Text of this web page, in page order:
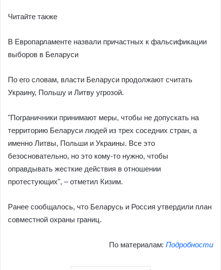
Читайте также
В Европарламенте назвали причастных к фальсификации
выборов в Беларуси
По его словам, власти Беларуси продолжают считать
Украину, Польшу и Литву угрозой.
"Пограничники принимают меры, чтобы не допускать на
территорию Беларуси людей из трех соседних стран, а
именно Литвы, Польши и Украины. Все это
безосновательно, но это кому-то нужно, чтобы
оправдывать жесткие действия в отношении
протестующих", – отметил Кизим.
Ранее сообщалось, что Беларусь и Россия утвердили план
совместной охраны границ.
По материалам: Подробности